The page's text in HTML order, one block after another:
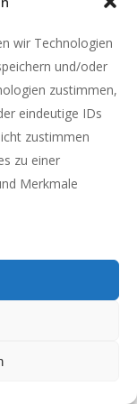
wir Technologien
und/oder
zustimmen,
eindeutige IDs
zustimmen
zu einer
Merkmale